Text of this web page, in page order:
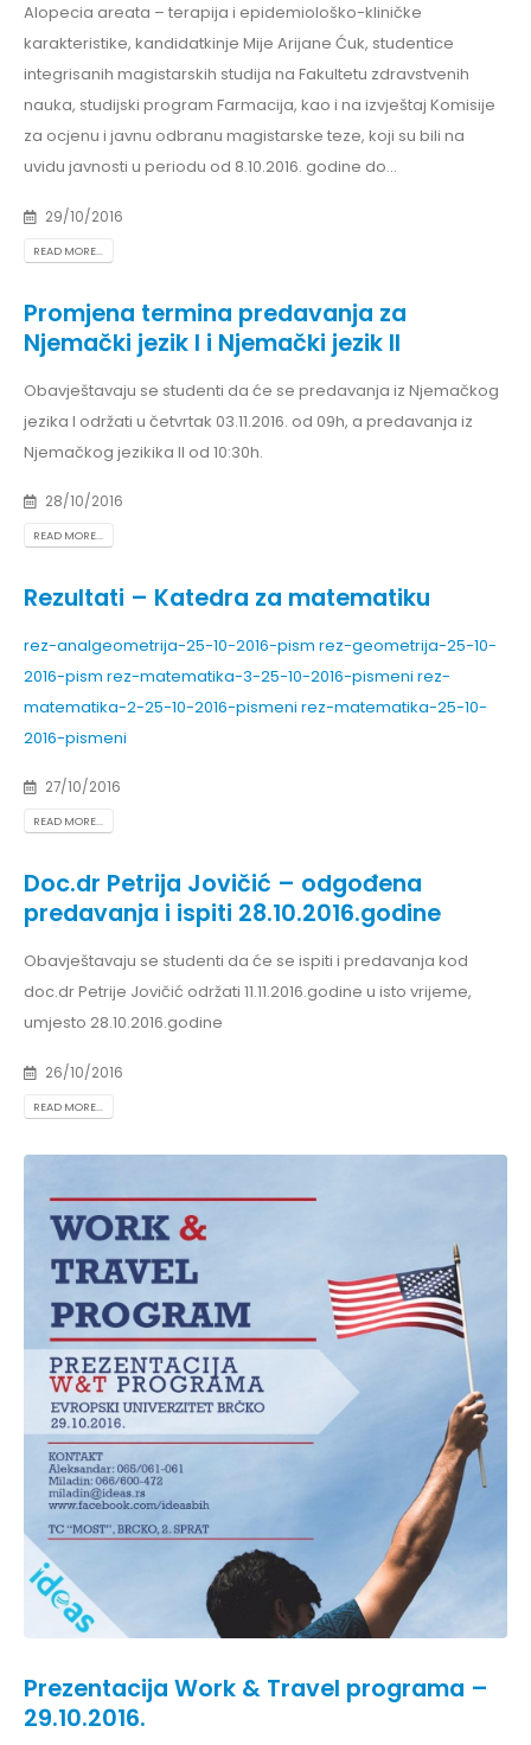
Alopecia areata – terapija i epidemiološko-kliničke
karakteristike, kandidatkinje Mije Arijane Ćuk, studentice
integrisanih magistarskih studija na Fakultetu zdravstvenih
nauka, studijski program Farmacija, kao i na izvještaj Komisije
za ocjenu i javnu odbranu magistarske teze, koji su bili na
uvidu javnosti u periodu od 8.10.2016. godine do...
29/10/2016
READ MORE...
Promjena termina predavanja za
Njemački jezik I i Njemački jezik II
Obavještavaju se studenti da će se predavanja iz Njemačkog
jezika I održati u četvrtak 03.11.2016. od 09h, a predavanja iz
Njemačkog jezikika II od 10:30h.
28/10/2016
READ MORE...
Rezultati – Katedra za matematiku
rez-analgeometrija-25-10-2016-pism rez-geometrija-25-10-
2016-pism rez-matematika-3-25-10-2016-pismeni rez-
matematika-2-25-10-2016-pismeni rez-matematika-25-10-
2016-pismeni
27/10/2016
READ MORE...
Doc.dr Petrija Jovičić – odgođena
predavanja i ispiti 28.10.2016.godine
Obavještavaju se studenti da će se ispiti i predavanja kod
doc.dr Petrije Jovičić održati 11.11.2016.godine u isto vrijeme,
umjesto 28.10.2016.godine
26/10/2016
READ MORE...
Prezentacija Work & Travel programa –
29.10.2016.